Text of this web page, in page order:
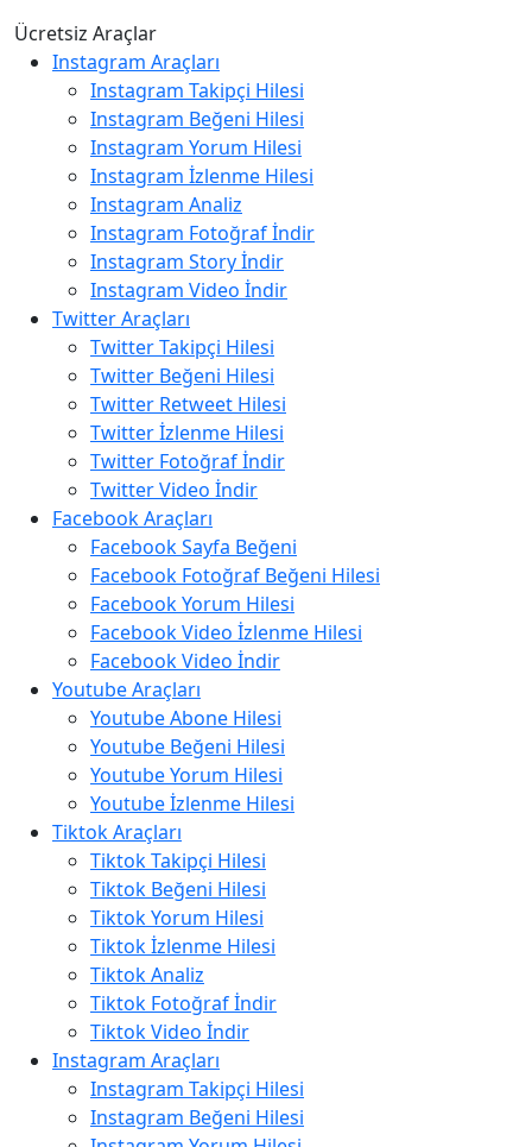
Ücretsiz Araçlar
Instagram Araçları
Instagram Takipçi Hilesi
Instagram Beğeni Hilesi
Instagram Yorum Hilesi
Instagram İzlenme Hilesi
Instagram Analiz
Instagram Fotoğraf İndir
Instagram Story İndir
Instagram Video İndir
Twitter Araçları
Twitter Takipçi Hilesi
Twitter Beğeni Hilesi
Twitter Retweet Hilesi
Twitter İzlenme Hilesi
Twitter Fotoğraf İndir
Twitter Video İndir
Facebook Araçları
Facebook Sayfa Beğeni
Facebook Fotoğraf Beğeni Hilesi
Facebook Yorum Hilesi
Facebook Video İzlenme Hilesi
Facebook Video İndir
Youtube Araçları
Youtube Abone Hilesi
Youtube Beğeni Hilesi
Youtube Yorum Hilesi
Youtube İzlenme Hilesi
Tiktok Araçları
Tiktok Takipçi Hilesi
Tiktok Beğeni Hilesi
Tiktok Yorum Hilesi
Tiktok İzlenme Hilesi
Tiktok Analiz
Tiktok Fotoğraf İndir
Tiktok Video İndir
Instagram Araçları
Instagram Takipçi Hilesi
Instagram Beğeni Hilesi